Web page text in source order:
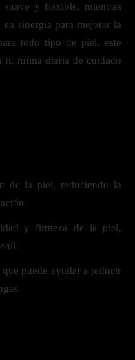
suave y flexible, mientras
en sinergia para mejorar la
todo tipo de piel, este
tu rutina diaria de cuidado
de la piel, reduciendo la
y firmeza de la piel,
puede ayudar a reducir